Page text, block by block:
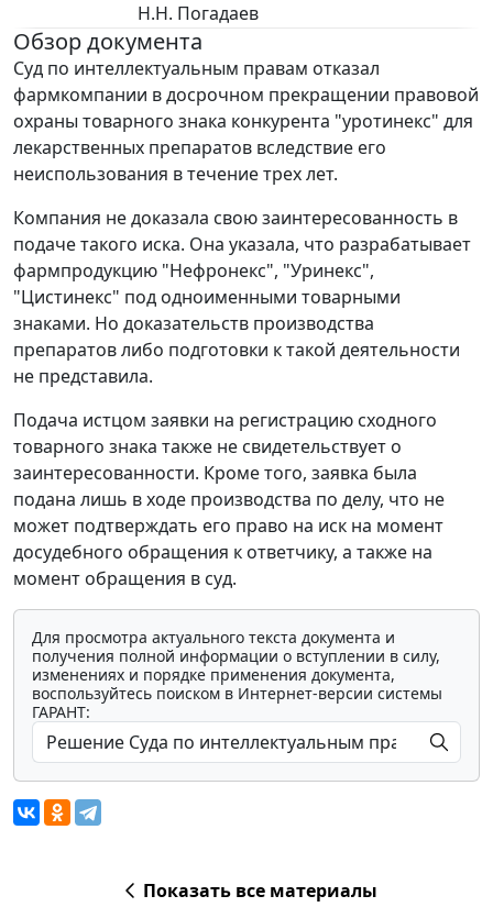
Н.Н. Погадаев
Обзор документа
Суд по интеллектуальным правам отказал
фармкомпании в досрочном прекращении правовой
охраны товарного знака конкурента "уротинекс" для
лекарственных препаратов вследствие его
неиспользования в течение трех лет.
Компания не доказала свою заинтересованность в
подаче такого иска. Она указала, что разрабатывает
фармпродукцию "Нефронекс", "Уринекс",
"Цистинекс" под одноименными товарными
знаками. Но доказательств производства
препаратов либо подготовки к такой деятельности
не представила.
Подача истцом заявки на регистрацию сходного
товарного знака также не свидетельствует о
заинтересованности. Кроме того, заявка была
подана лишь в ходе производства по делу, что не
может подтверждать его право на иск на момент
досудебного обращения к ответчику, а также на
момент обращения в суд.
Для просмотра актуального текста документа и
получения полной информации о вступлении в силу,
изменениях и порядке применения документа,
воспользуйтесь поиском в Интернет-версии системы
ГАРАНТ:
Показать все материалы